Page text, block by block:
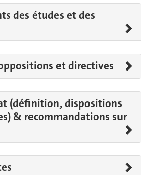
des études et des
et directives
(définition, dispositions
& recommandations sur